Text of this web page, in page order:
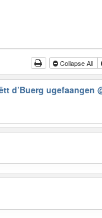
Collapse All
d’Buerg ugefaangen